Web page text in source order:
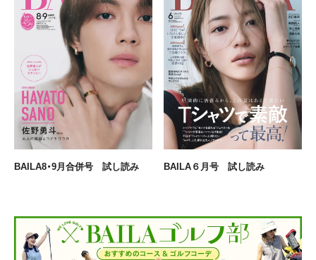
BAILA8・9月合併号 試し読み BAILA６月号 試し読み